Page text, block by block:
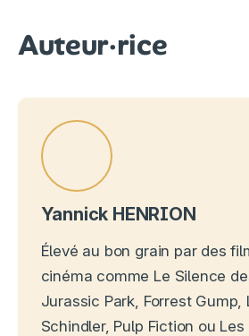
Auteur·rice
Yannick HENRION
Élevé au bon grain par des
cinéma comme Le Silence
Jurassic Park, Forrest Gump,
Schindler, Pulp Fiction ou Les